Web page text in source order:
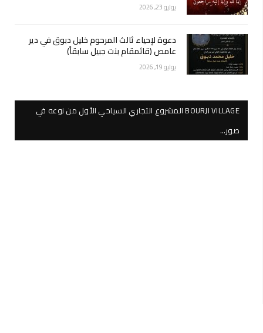
يوليو 23, 2026
دعوة لإحياء ثالث المرحوم خليل دبوق في دير
عامص (قائمقام بنت جبيل سابقاً)
يوليو 19, 2026
BOURJI VILLAGE المشروع التجاري السياحي الأول من نوعه في
صور…